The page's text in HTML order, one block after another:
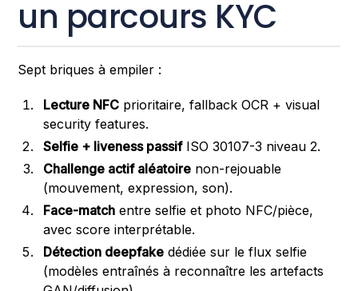
un parcours KYC
Sept briques à empiler :
Lecture NFC prioritaire, fallback OCR + visual
security features.
Selfie + liveness passifISO 30107-3 niveau 2.
Challenge actif aléatoire non-rejouable
(mouvement, expression, son).
Face-match entre selfie et photo NFC/pièce,
avec score interprétable.
Détection deepfake dédiée sur le flux selfie
(modèles entraînés à reconnaître les artefacts